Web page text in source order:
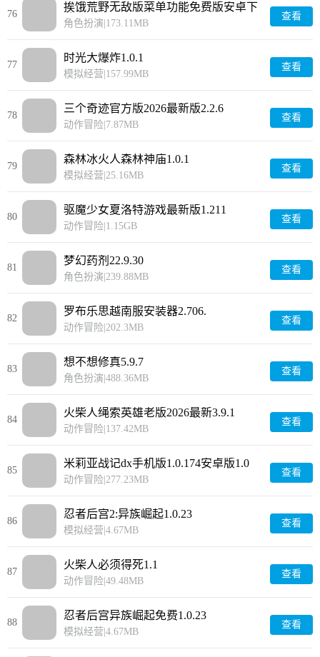
76
挨饿荒野无敌版菜单功能免费版安卓下
载2.5.3
角色扮演 173.11MB
查看
77
时光大爆炸1.0.1
模拟经营 157.99MB
查看
78
三个奇迹官方版2026最新版2.2.6
动作冒险 7.87MB
查看
79
森林冰火人森林神庙1.0.1
模拟经营 25.16MB
查看
80
驱魔少女夏洛特游戏最新版1.211
动作冒险 1.15GB
查看
81
梦幻药剂22.9.30
角色扮演 239.88MB
查看
82
罗布乐思越南服安装器2.706.
动作冒险 202.3MB
查看
83
想不想修真5.9.7
角色扮演 488.36MB
查看
84
火柴人绳索英雄老版2026最新3.9.1
动作冒险 137.42MB
查看
85
米莉亚战记dx手机版1.0.174安卓版1.0
动作冒险 277.23MB
查看
86
忍者后宫2:异族崛起1.0.23
模拟经营 4.67MB
查看
87
火柴人必须得死1.1
动作冒险 49.48MB
查看
88
忍者后宫异族崛起免费1.0.23
模拟经营 4.67MB
查看